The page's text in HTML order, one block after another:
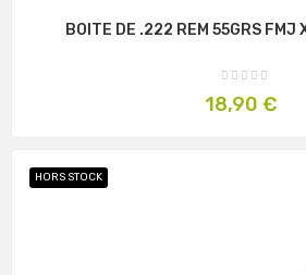
BOITE DE .222 REM 55GRS FMJ
Prix
18,90 €
HORS STOCK